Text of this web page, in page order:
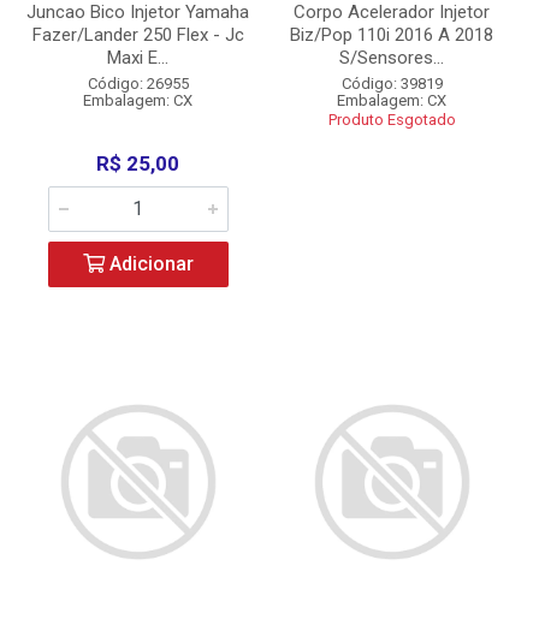
Juncao Bico Injetor Yamaha
Fazer/Lander 250 Flex - Jc
Maxi E...
Código: 26955
Embalagem: CX
R$ 25,00
Adicionar
Corpo Acelerador Injetor
Biz/Pop 110i 2016 A 2018
S/Sensores...
Código: 39819
Embalagem: CX
Produto Esgotado